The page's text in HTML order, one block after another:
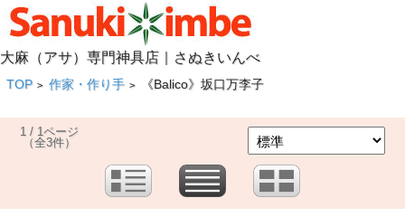
大麻（アサ）専門神具店｜さぬきいんべ
TOP > 作家・作り手 > 《Balico》坂口万李子
1 / 1ページ
（全3件）